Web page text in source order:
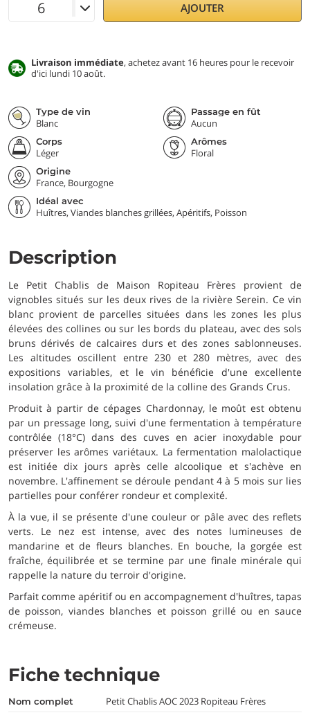
AJOUTER
Livraison immédiate, achetez avant 16 heures pour le recevoir
d'ici lundi 10 août.
Type de vin
Blanc
Passage en fût
Aucun
Corps
Léger
Arômes
Floral
Origine
France, Bourgogne
Idéal avec
Huîtres, Viandes blanches grillées, Apéritifs, Poisson
Description
Le Petit Chablis de Maison Ropiteau Frères provient de
vignobles situés sur les deux rives de la rivière Serein. Ce vin
blanc provient de parcelles situées dans les zones les plus
élevées des collines ou sur les bords du plateau, avec des sols
bruns dérivés de calcaires durs et des zones sablonneuses.
Les altitudes oscillent entre 230 et 280 mètres, avec des
expositions variables, et le vin bénéficie d'une excellente
insolation grâce à la proximité de la colline des Grands Crus.
Produit à partir de cépages Chardonnay, le moût est obtenu
par un pressage long, suivi d'une fermentation à température
contrôlée (18°C) dans des cuves en acier inoxydable pour
préserver les arômes variétaux. La fermentation malolactique
est initiée dix jours après celle alcoolique et s'achève en
novembre. L'affinement se déroule pendant 4 à 5 mois sur lies
partielles pour conférer rondeur et complexité.
À la vue, il se présente d'une couleur or pâle avec des reflets
verts. Le nez est intense, avec des notes lumineuses de
mandarine et de fleurs blanches. En bouche, la gorgée est
fraîche, équilibrée et se termine par une finale minérale qui
rappelle la nature du terroir d'origine.
Parfait comme apéritif ou en accompagnement d'huîtres, tapas
de poisson, viandes blanches et poisson grillé ou en sauce
crémeuse.
Fiche technique
nom complet Petit Chablis AOC 2023 Ropiteau Frères